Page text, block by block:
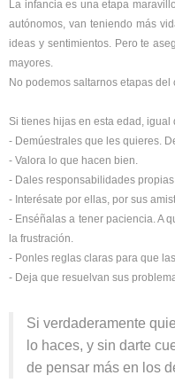
La infancia es una etapa
autónomos, van teniendo más
ideas y sentimientos. Pero te
mayores.
No podemos saltarnos etapas del
Si tienes hijas en esta edad,
- Demúestrales que les quieres.
- Valora lo que hacen bien.
- Dales responsabilidades
- Interésate por ellas, por sus
- Enséñalas a tener paciencia. A
la frustración.
- Ponles reglas claras para que
- Deja que resuelvan sus
Si verdaderamente
lo haces, y sin darte
de pensar más en los